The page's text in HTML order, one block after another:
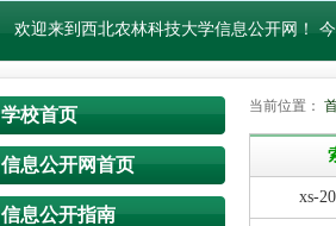
欢迎来到西北农林科技大学信息公开网！
学校首页
信息公开网首页
信息公开指南
当前位置：
xs-